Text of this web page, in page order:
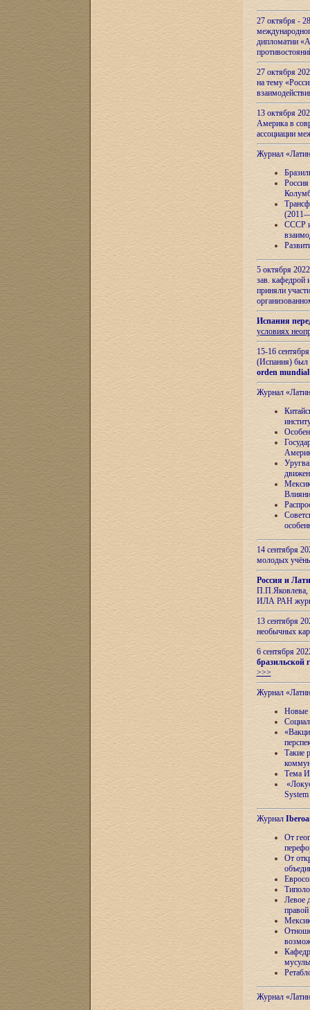
27 октября -
дипломатии
27 октября
на тему
13 октября
Америка в
ассоциации
Журнал
СССР и
5 октября
зав.
приняли
Испания
условиях
15-16
(Испания) был
orden
Журнал
14 сентября
молодых
Россия и
П.П.Яковлева,
ИЛА РАН
13 сентября
необычных
6 сентября
бразильской
>>>
Журнал
Новые
Такие
Тема
Журнал
От
От
Левое
Журнал